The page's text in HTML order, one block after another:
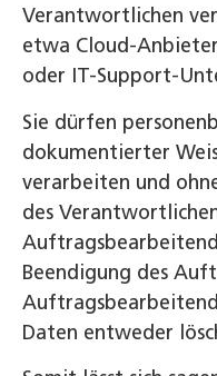
Verantwortlichen
etwa Cloud-
oder IT-Support-
Sie dürfen
dokumentierter
verarbeiten und
des
Beendigung des
Daten entweder